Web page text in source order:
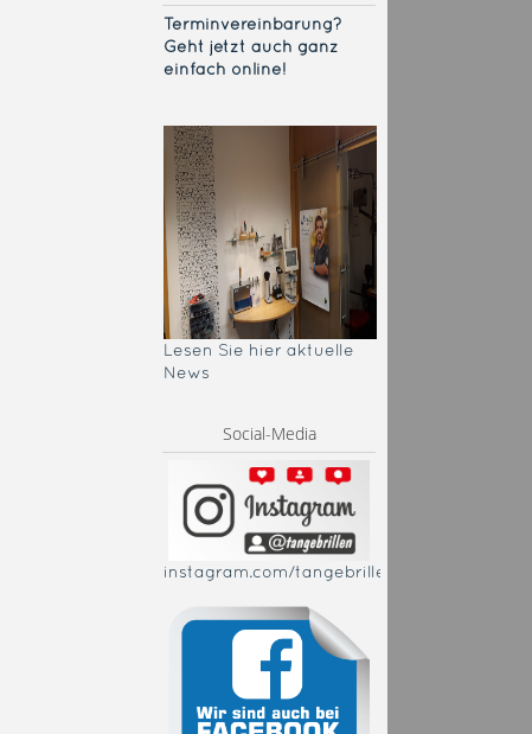
Terminvereinbarung?
Geht jetzt auch ganz
einfach online!
Lesen Sie hier aktuelle
News
Social-Media
instagram.com/tangebrillen